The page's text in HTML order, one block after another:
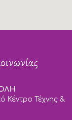
Κέντρο Τέχνης &